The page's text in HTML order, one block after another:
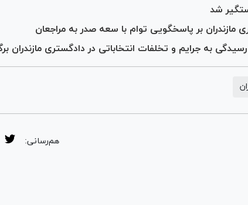
شد
مازندران بر پاسخگویی توام با سعه صدر به مراجعان
به جرایم و تخلفات انتخاباتی در دادگستری مازندران
هم‌رسانی: